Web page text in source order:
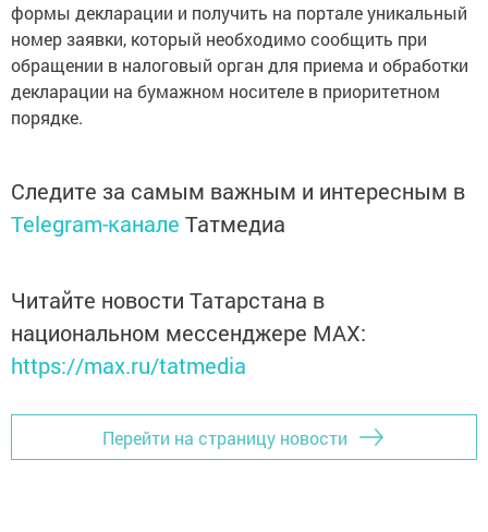
формы декларации и получить на портале уникальный
номер заявки, который необходимо сообщить при
обращении в налоговый орган для приема и обработки
декларации на бумажном носителе в приоритетном
порядке.
Следите за самым важным и интересным в
Telegram-канале Татмедиа
Читайте новости Татарстана в
национальном мессенджере MАХ:
https://max.ru/tatmedia
Перейти на страницу новости